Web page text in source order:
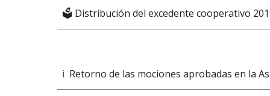
🗳️ Distribución del excedente cooperativo
ℹ️  Retorno de las mociones aprobadas en la